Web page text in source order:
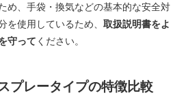
め、手袋・換気などの基本的な安全対
を使用しているため、 取扱説明書をよ
守って ください。
プレータイプの特徴比較